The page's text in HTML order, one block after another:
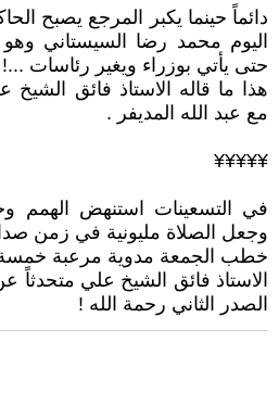
دائماً حينما يكبر المرجع يصبح
اليوم محمد رضا السيستاني
حتى يأتي بوزراء ويغير رئاسات ...!
هذا ما قاله الاستاذ فائق الشيخ
مع عبد الله المديفر .
¥¥¥¥¥
في التسعينات استنهض الهمم
وجعل الصلاة مليونية في زمن
خطب الجمعة مدوية مرعبة
الاستاذ فائق الشيخ علي متحدثاً
الصدر الثاني رحمة الله !